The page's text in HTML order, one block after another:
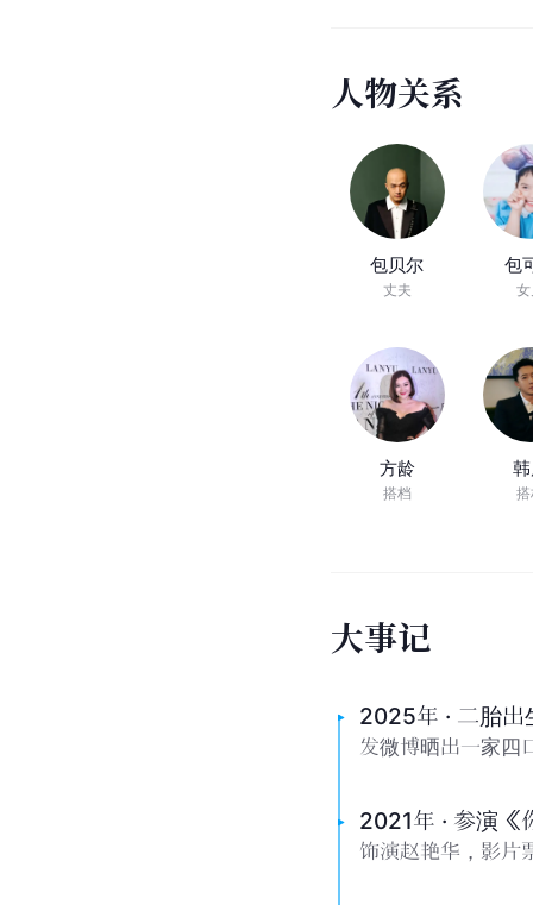
人物关系
包贝尔
丈夫
包
方龄
搭档
大事记
2025年 · 二胎出
发微博晒出一家四
2021年 · 参演《
饰演赵艳华，影片